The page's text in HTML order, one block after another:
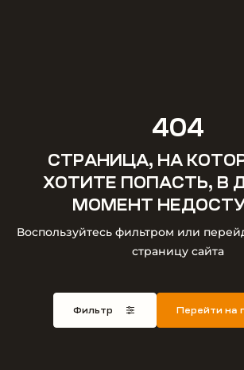
404
СТРАНИЦА, НА
ХОТИТЕ ПОПАСТЬ, В
МОМЕНТ
Воспользуйтесь фильтром или
страницу сайта
Фильтр Перейти на